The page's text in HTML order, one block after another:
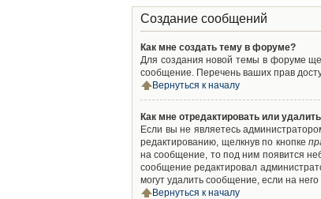
Создание сообщений
Как мне создать тему в форуме?
Для создания новой темы в форуме
сообщение. Перечень ваших прав
Вернуться к началу
Как мне отредактировать или
Если вы не являетесь
редактированию, щелкнув по кнопке
на сообщение, то под ним появится
сообщение редактировал
могут удалить сообщение, если на него
Вернуться к началу